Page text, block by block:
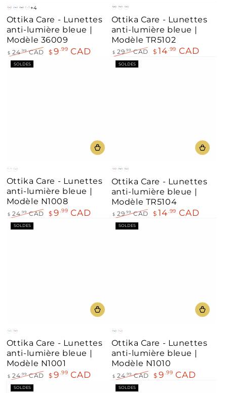
Noir
brillant
Bleu
clair
+4
Ottika Care - Lunettes
anti-lumière bleue |
Modèle 36009
Prix
normal
$ 24 .99CAD
$ 9.99 CAD
Ambre
Ottika Care - Lunettes
anti-lumière bleue |
Modèle TR5102
Prix
normal
$ 29.99CAD
$ 14.99 CAD
Ottika Care - Lunettes
anti-lumière bleue |
Modèle N1008
Prix
normal
$ 24.99CAD
$ 9.99 CAD
SOLDES
Brun
Ottika Care - Lunettes
anti-lumière bleue |
Modèle TR5104
Prix
normal
$ 29.99CAD
$ 14.99 CAD
SOLDES
Ottika Care - Lunettes
anti-lumière bleue |
Modèle N1001
Prix
$ 24.99CAD
$ 9.99 CAD
SOLDES
BleuRose
Ottika Care - Lunettes
anti-lumière bleue |
Modèle N1010
Prix
$ 24.99CAD
$ 9.99 CAD
SOLDES
SOLDES SOLDES